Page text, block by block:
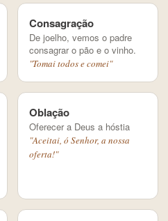
Consagração
De joelho, vemos o padre
consagrar o pão e o vinho.
"Tomai todos e comei"
Oblação
Oferecer a Deus a hóstia
"Aceitai, ó Senhor, a nossa
oferta!"